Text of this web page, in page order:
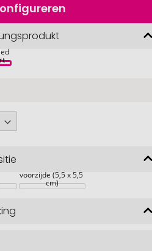
voorzijde (5,5 x 5,5
cm)